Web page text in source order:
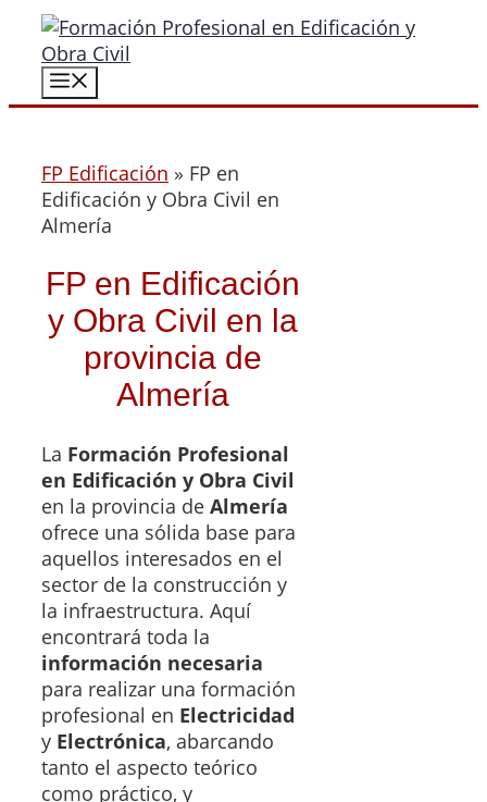
Saltar
contenido
FP Edificación » FP en
Edificación y Obra Civil en
Almería
FP en Edificación
y Obra Civil en la
provincia de
Almería
La Formación Profesional
en Edificación y Obra Civil
en la provincia de Almería
ofrece una sólida base para
aquellos interesados en el
sector de la construcción y
la infraestructura. Aquí
encontrará toda la
información necesaria
para realizar una formación
profesional en Electricidad
y Electrónica, abarcando
tanto el aspecto teórico
como práctico, y